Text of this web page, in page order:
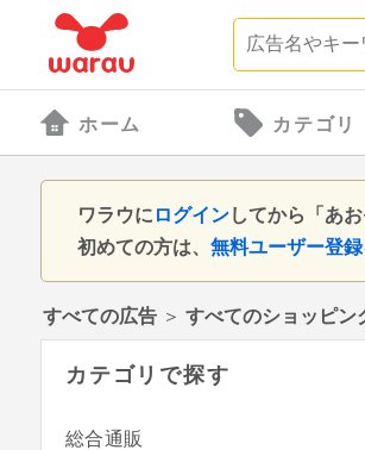
ホーム カテゴリ
ワラウに ログインしてから「あ
初めての方は、 無料ユーザー登録
すべての広告 ＞ すべてのショッピン
カテゴリで探す
総合通販